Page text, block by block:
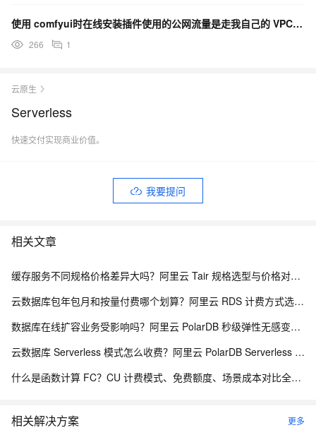
使用 comfyui时在线安装插件使用的公网流量是走我自己的 VPC 还是函数计算FC服务的网络？
266 1
云原生
Serverless
快速交付实现商业价值。
我要提问
相关文章
缓存服务不同规格价格差异大吗？阿里云 Tair 规格选型与价格对照指南
云数据库包年包月和按量付费哪个划算？阿里云 RDS 计费方式选型全解析
数据库在线扩容业务受影响吗？阿里云 PolarDB 秒级弹性无感变配解析
云数据库 Serverless 模式怎么收费？阿里云 PolarDB Serverless 按需计费解析
什么是函数计算 FC？CU 计费模式、免费额度、场景成本对比全说明
相关解决方案 更多